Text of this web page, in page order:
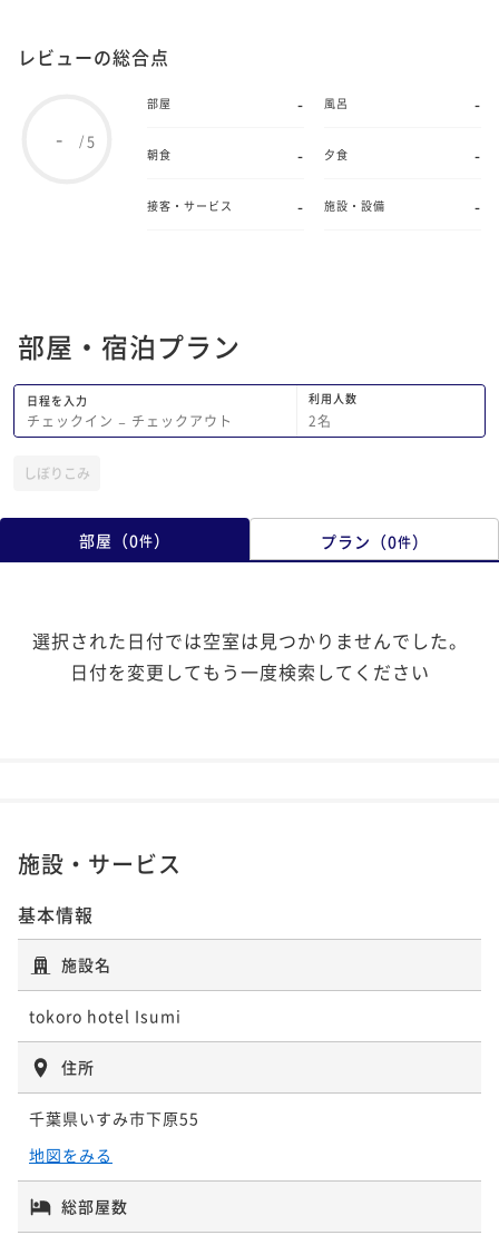
レビューの総合点
- /5
部屋 - 風呂 -
朝食 - 夕食 -
接客・サービス - 施設・設備 -
部屋・宿泊プラン
日程を入力
チェックイン − チェックアウト
利用人数
2名
しぼりこみ
部屋 （0件） プラン （0件）
選択された日付では空室は見つかりませんでした。
日付を変更してもう一度検索してください
施設・サービス
基本情報
施設名
tokoro hotel Isumi
住所
千葉県いすみ市下原55
地図をみる
総部屋数